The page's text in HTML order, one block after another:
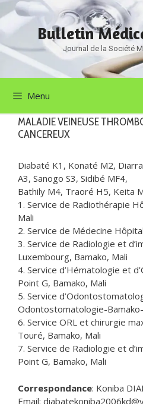
Aller
au
contenu
Bulletin
Journal de la Société
Menu
MALADIE VEINEUSE
CANCEREUX
Diabaté K1, Konaté M2,
A3, Sanogo S3, Sidibé MF4,
Bathily M4, Traoré H5, Keita
1. Service de Radiothérapie
Mali
2. Service de Médecine
3. Service de Radiologie et
Luxembourg, Bamako, Mali
4. Service d’Hématologie et
Point G, Bamako, Mali
5. Service
Odontostomatologie-
6. Service ORL et chirurgie
Touré, Bamako, Mali
7. Service de Radiologie et
Point G, Bamako, Mali
Correspondance: Koniba
Email: